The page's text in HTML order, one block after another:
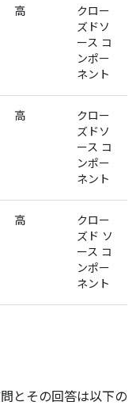
高
クロー
ズドソ
ース コ
ンポー
ネント
高
クロー
ズドソ
ース コ
ンポー
ネント
高
クロー
ズド ソ
ース コ
ンポー
ネント
とその回答は以下の